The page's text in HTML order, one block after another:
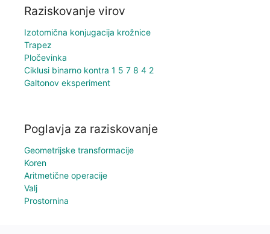
Raziskovanje virov
Izotomična konjugacija krožnice
Trapez
Pločevinka
Ciklusi binarno kontra 1 5 7 8 4 2
Galtonov eksperiment
Poglavja za raziskovanje
Geometrijske transformacije
Koren
Aritmetične operacije
Valj
Prostornina